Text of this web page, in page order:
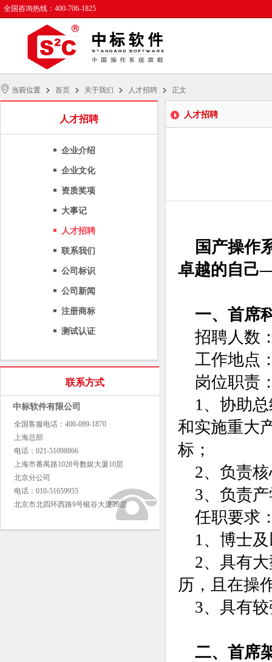
全国咨询热线：400-706-1825
当前位置 > 首页 > 关于我们 > 人才招聘 > 正文
人才招聘
企业介绍
企业文化
资质奖项
大事记
人才招聘
联系我们
公司标识
公司新闻
注册商标
测试认证
联系方式
中标软件有限公司
全国客服电话：400-089-1870
上海总部
电话：021-51098866
上海市番禺路1028号数娱大厦10层
北京分公司
电话：010-51659955
北京市北四环西路9号银谷大厦20层
人才招聘
国产操作
卓越的自己
一、首席
招聘人数
工作地点
岗位职责
1、协助
和实施重大
标；
2、负责
3、负责
任职要求
1、博士
2、具有
历，且在操
3、具有
二、首席